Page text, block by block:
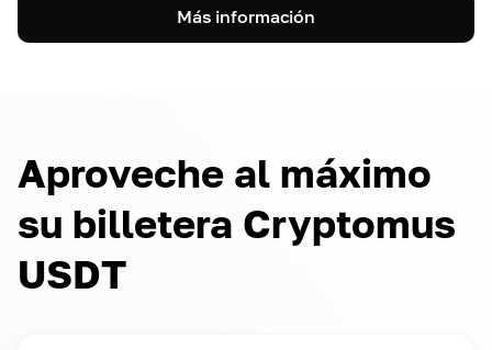
Más información
Aproveche al máximo
su billetera Cryptomus
USDT